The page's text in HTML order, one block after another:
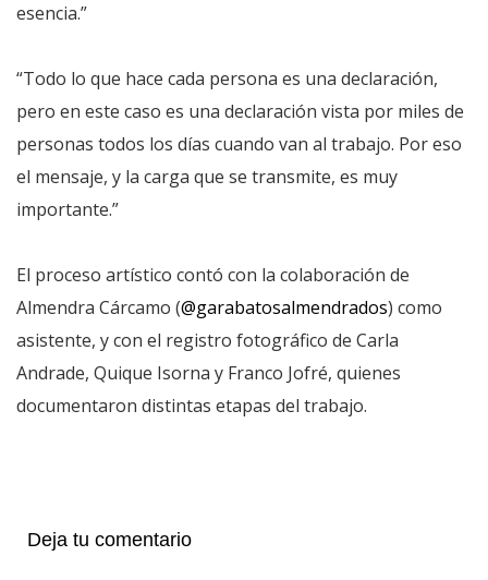
esencia.”
“Todo lo que hace cada persona es una declaración,
pero en este caso es una declaración vista por miles de
personas todos los días cuando van al trabajo. Por eso
el mensaje, y la carga que se transmite, es muy
importante.”
El proceso artístico contó con la colaboración de
Almendra Cárcamo (@garabatosalmendrados) como
asistente, y con el registro fotográfico de Carla
Andrade, Quique Isorna y Franco Jofré, quienes
documentaron distintas etapas del trabajo.
Deja tu comentario